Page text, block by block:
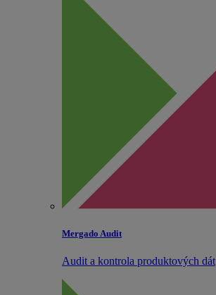
Mergado Audit
Audit a kontrola produktových dát